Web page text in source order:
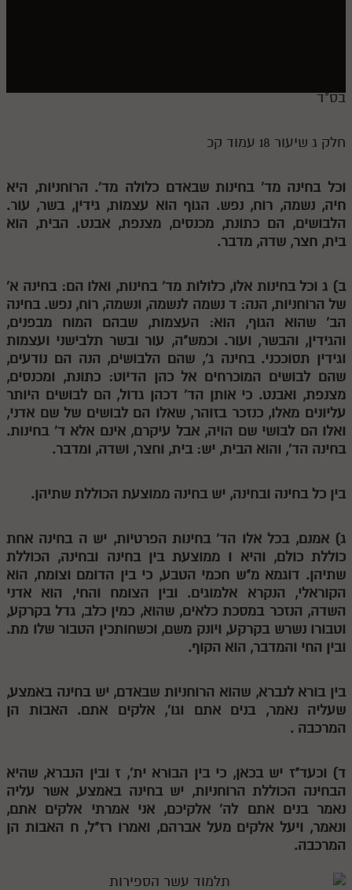
חלק יג
חלק טו
בית שער הכוונות
שידור חי
הזמן סט תע"ס
הזמן סט תלמוד עשר הספירות
ספרים להורדה
מנוע חיפוש בספרים
תלמוד עשר הספירות בעיון
תלמוד עשר הספירות חלק א
תע"ס חלק ג' עיון
תלמוד עשר הספירות חלק ה
תלמוד עשר הספירות חלק ו
תלמוד עשר הספירות חלק ז
תלמוד עשר הספירות חלק ח
תלמוד עשר הספירות חלק י
תלמוד עשר הספירות חלק יא
תלמוד עשר הספירות חלק יג
תלמוד עשר הספירות חלק יד
תלמוד עשר הספירות חלק טו
תלמוד עשר הספירות חלק טז
בס"ד
חלק ג שיעור 18 עמוד קכ
וכל בחינה מד' בחינות שבאדם כלולה מד'. הרוחניות, היא
חיה, נשמה, רוח, נפש. הגוף הוא עצמות, גידין, בשר, עור.
הלבושים, הם כתונת, מכנסים, מצנפת, אבנט. הבית, הוא
בית, חצר, שדה, מדבר.
ב) גוכל בחינות אלו, כלולות מד' בחינות, ואלו הם: בחינה א'
של הרוחניות, הנה:ד נשמה לנשמה, ונשמה, רוח, נפש. בחינה
הב' שהוא הגוף, הוא: העצמות, שבהם המוח מבפנים,
והגידין, והבשר, ועור. וכמש"ה, עור ובשר תלבישני ועצמות
וגידין תסוככני. בחינה ג', שהם הלבושים, הנה הם נודעים,
שהם לבושים המוכרחים אל כהן הדיוט: כתונת, ומכנסים,
מצנפת, ואבנט. כי אותן הד' דכהן גדול, הם לבושים היותר
עליונים מאלו, כנזכר בזוהר, שאלו הם לבושים של שם אדני,
ואלו הם לבושי שם הויה, אבל עיקרם, אינם אלא ד' בחינות.
בחינה הד', והוא הבית, יש: בית, וחצר, ושדה, ומדבר.
בין כל בחינה ובחינה, יש בחינה ממוצעת הכוללת שתיהן.
ג) אמנם, בכל אלו הד' בחינות הפרטיות, יש ה בחינה אחת
כוללת כולם, והיא ו ממוצעת בין בחינה ובחינה, הכוללת
שתיהן. דוגמא מ"ש חכמי הטבע, כי בין הדומם וצומח, הוא
הקוראלי, הנקרא אלמוגים. ובין הצומח והחי, הוא אדני
השדה, הנזכר במסכת כלאים, שהוא, כמין כלב, גדל בקרקע,
וטבורו נשרש בקרקע, ויונק משם, וכשחותכין הטבור שלו מת.
ובין החי והמדבר, הוא הקוף.
בין בורא לנברא, שהוא הרוחניות שבאדם, יש בחינה באמצע,
שעליה נאמר, בנים אתם וגו', אלקים אתם. האבות הן
המרכבה .
ד) וכעד"ז יש בכאן, כי בין הבורא ית', ז ובין הנברא, שהיא
הבחינה הכוללת הרוחניות, יש בחינה באמצע, אשר עליה
נאמר בנים אתם לה' אלקיכם, אני אמרתי אלקים אתם,
ונאמר, ויעל אלקים מעל אברהם, ואמרו רז"ל,ח האבות הן
המרכבה.